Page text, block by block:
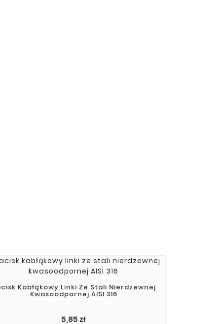
Kabłąkowy Linki Ze Stali Nierdzewnej
Kwasoodpornej AISI 316
5,85 zł